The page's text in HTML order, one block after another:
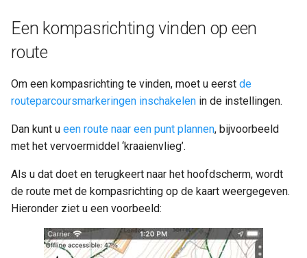
Een kompasrichting vinden op een
route
Om een kompasrichting te vinden, moet u eerst de
routeparcoursmarkeringen inschakelen in de instellingen.
Dan kunt u een route naar een punt plannen, bijvoorbeeld
met het vervoermiddel ‘kraaienvlieg’.
Als u dat doet en terugkeert naar het hoofdscherm, wordt
de route met de kompasrichting op de kaart weergegeven.
Hieronder ziet u een voorbeeld: